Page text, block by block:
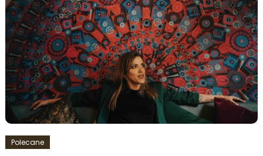
Polecane